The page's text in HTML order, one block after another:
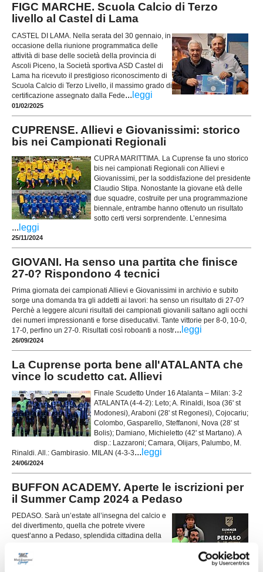
FIGC MARCHE. Scuola Calcio di Terzo
livello al Castel di Lama
CASTEL DI LAMA. Nella serata del 30 gennaio, in
occasione della riunione programmatica delle
attività di base delle società della provincia di
Ascoli Piceno, la Società sportiva ASD Castel di
Lama ha ricevuto il prestigioso riconoscimento di
Scuola Calcio di Terzo Livello, il massimo grado di
certificazione assegnato dalla Fede... leggi
01/02/2025
CUPRENSE. Allievi e Giovanissimi: storico
bis nei Campionati Regionali
CUPRA MARITTIMA. La Cuprense fa uno storico
bis nei campionati Regionali con Allievi e
Giovanissimi, per la soddisfazione del presidente
Claudio Stipa. Nonostante la giovane età delle
due squadre, costruite per una programmazione
biennale, entrambe hanno ottenuto un risultato
sotto certi versi sorprendente. L’ennesima
... leggi
25/11/2024
GIOVANI. Ha senso una partita che finisce
27-0? Rispondono 4 tecnici
Prima giornata dei campionati Allievi e Giovanissimi in archivio e subito
sorge una domanda tra gli addetti ai lavori: ha senso un risultato di 27-0?
Perchè a leggere alcuni risultati dei campionati giovanili saltano agli occhi
dei numeri impressionanti e forse diseducativi. Tante vittorie per 8-0, 10-0,
17-0, perfino un 27-0. Risultati così roboanti a nostr... leggi
26/09/2024
La Cuprense porta bene all'ATALANTA che
vince lo scudetto cat. Allievi
Finale Scudetto Under 16 Atalanta – Milan: 3-2
ATALANTA (4-4-2): Leto; A. Rinaldi, Isoa (36' st
Modonesi), Araboni (28' st Regonesi), Cojocariu;
Colombo, Gasparello, Steffanoni, Nova (28' st
Bolis); Damiano, Michieletto (42' st Martano). A
disp.: Lazzaroni; Camara, Olijars, Palumbo, M.
Rinaldi. All.: Gambirasio. MILAN (4-3-3... leggi
24/06/2024
BUFFON ACADEMY. Aperte le iscrizioni per
il Summer Camp 2024 a Pedaso
PEDASO. Sarà un’estate all’insegna del calcio e
del divertimento, quella che potrete vivere
quest’anno a Pedaso, splendida cittadina della
Buffon Academy arriva per la seconda volta
consecutiva in questa città con il suo Summer